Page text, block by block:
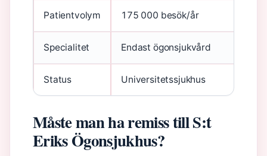
Patientvolym 175 000 besök/år
Specialitet Endast ögonsjukvård
Status Universitetssjukhus
Måste man ha remiss till S:t
Eriks Ögonsjukhus?